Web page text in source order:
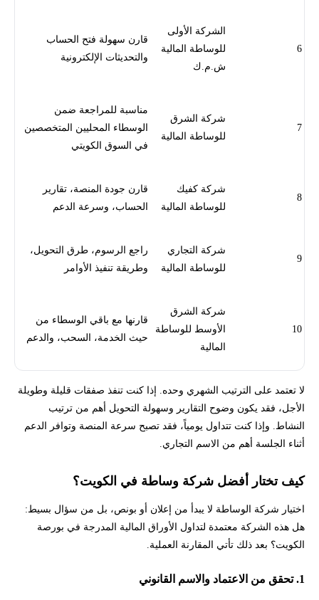
6
الشركة الأولى
للوساطة المالية
ش.م.ك
قارن سهولة فتح الحساب
والتحديثات الإلكترونية
7
شركة الشرق
للوساطة المالية
مناسبة للمراجعة ضمن
الوسطاء المحليين المتخصصين
في السوق الكويتي
8
شركة كفيك
للوساطة المالية
قارن جودة المنصة، تقارير
الحساب، وسرعة الدعم
9
شركة التجاري
للوساطة المالية
راجع الرسوم، طرق التحويل،
وطريقة تنفيذ الأوامر
10
شركة الشرق
الأوسط للوساطة
المالية
قارنها مع باقي الوسطاء من
حيث الخدمة، السحب، والدعم
لا تعتمد على الترتيب الشهري وحده. إذا كنت تنفذ صفقات قليلة وطويلة
الأجل، فقد يكون وضوح التقارير وسهولة التحويل أهم من ترتيب
النشاط. وإذا كنت تتداول يومياً، فقد تصبح سرعة المنصة وتوافر الدعم
أثناء الجلسة أهم من الاسم التجاري.
كيف تختار أفضل شركة وساطة في الكويت؟
اختيار شركة الوساطة لا يبدأ من إعلان أو بونص، بل من سؤال بسيط:
هل هذه الشركة معتمدة لتداول الأوراق المالية المدرجة في بورصة
الكويت؟ بعد ذلك تأتي المقارنة العملية.
1. تحقق من الاعتماد والاسم القانوني